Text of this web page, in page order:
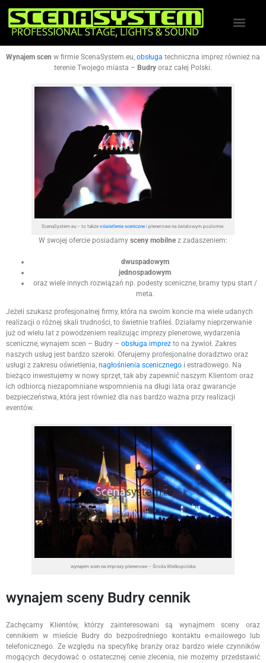
Wynajem scen w firmie ScenaSystem.eu, obsługa techniczna imprez również na
terenie Twojego miasta – Budry oraz całej Polski.
ScenaSystem.eu – to także oświetlenie scenicznei plenerowe na światowym poziomie.
W swojej ofercie posiadamy sceny mobilne z zadaszeniem:
dwuspadowym
jednospadowym
oraz wiele innych rozwiązań np. podesty sceniczne, bramy typu start /
meta.
Jeżeli szukasz profesjonalnej firmy, która na swoim koncie ma wiele udanych
realizacji o różnej skali trudności, to świetnie trafiłeś. Działamy nieprzerwanie
już od wielu lat z powodzeniem realizując imprezy plenerowe, wydarzenia
sceniczne, wynajem scen – Budry – obsługa imprez to na żywioł. Zakres
naszych usług jest bardzo szeroki. Oferujemy profesjonalne doradztwo oraz
usługi z zakresu oświetlenia, nagłośnienia scenicznego i estradowego. Na
bieżąco inwestujemy w nowy sprzęt, tak aby zapewnić naszym Klientom oraz
ich odbiorcą niezapomniane wspomnienia na długi lata oraz gwarancje
bezpieczeństwa, która jest również dla nas bardzo ważna przy realizacji
eventów.
wynajem scen na imprezy plenerowe – Środa Wielkopolska
wynajem sceny Budry cennik
Zachęcamy Klientów, którzy zainteresowani są wynajmem sceny oraz
cennikiem w mieście Budry do bezpośredniego kontaktu e-mailowego lub
telefonicznego. Ze względu na specyfikę branży oraz bardzo wiele czynników
mogących decydować o ostatecznej cenie zlecenia, nie możemy przedstawić